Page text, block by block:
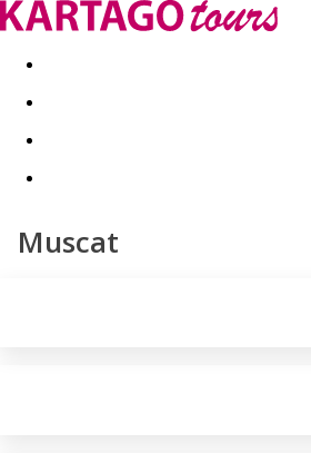
Kapcsolat Nyár 2026 Last Minute
Muscat